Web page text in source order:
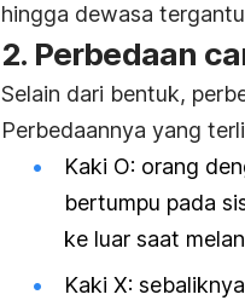
hingga dewasa
2. Perbedaan
Selain dari bentuk,
Perbedaannya yang
Kaki O: orang
bertumpu pada
ke luar saat
Kaki X: